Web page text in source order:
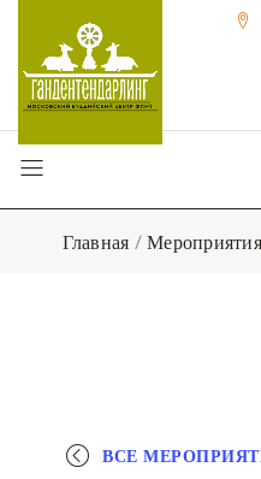
Главная /Мероприятия
ВСЕ